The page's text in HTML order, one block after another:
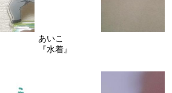
あいこ
『水着』